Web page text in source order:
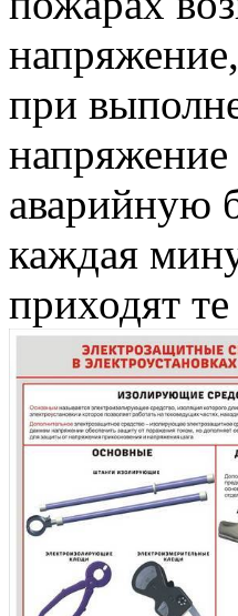
при
напряжение
аварийную
каждая
приходят